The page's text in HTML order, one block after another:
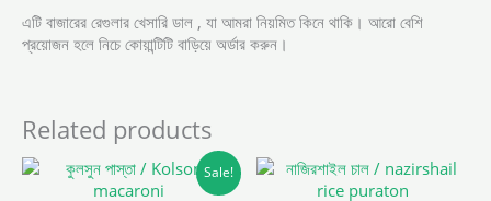
এটি বাজারের রেগুলার খেসারি ডাল , যা আমরা নিয়মিত কিনে থাকি। আরো বেশি
প্রয়োজন হলে নিচে কোয়ান্টিটি বাড়িয়ে অর্ডার করুন।
Related products
Sale!
This
product
This